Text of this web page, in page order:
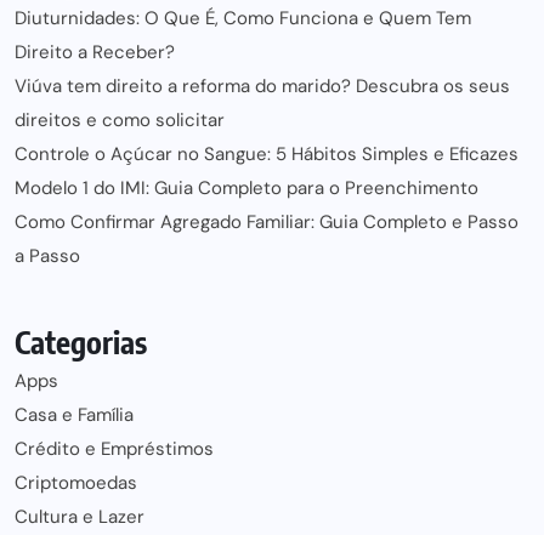
Diuturnidades: O Que É, Como Funciona e Quem Tem
Direito a Receber?
Viúva tem direito a reforma do marido? Descubra os seus
direitos e como solicitar
Controle o Açúcar no Sangue: 5 Hábitos Simples e Eficazes
Modelo 1 do IMI: Guia Completo para o Preenchimento
Como Confirmar Agregado Familiar: Guia Completo e Passo
a Passo
Categorias
Apps
Casa e Família
Crédito e Empréstimos
Criptomoedas
Cultura e Lazer